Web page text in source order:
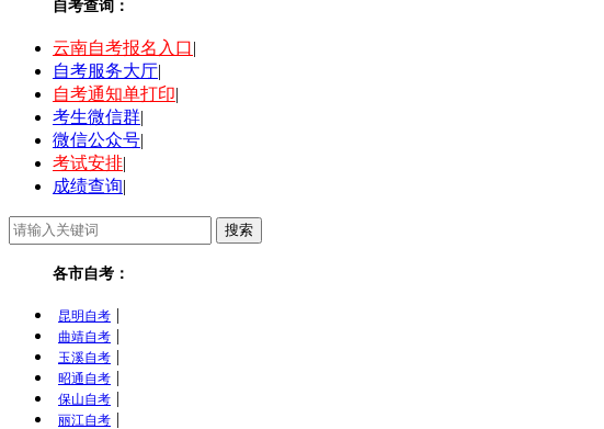
自考查询：
云南自考报名入口|
自考服务大厅|
自考通知单打印|
考生微信群|
微信公众号|
考试安排|
成绩查询|
各市自考：
昆明自考 |
曲靖自考 |
玉溪自考 |
昭通自考 |
保山自考 |
丽江自考 |